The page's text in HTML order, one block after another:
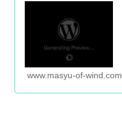
www.masyu-of-wind.com